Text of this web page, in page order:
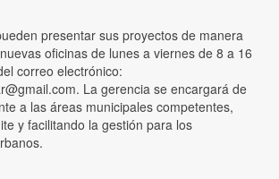
presentar sus proyectos de manera
oficinas de lunes a viernes de 8 a 16
correo electrónico:
La gerencia se encargará de
a las áreas municipales competentes,
y facilitando la gestión para los